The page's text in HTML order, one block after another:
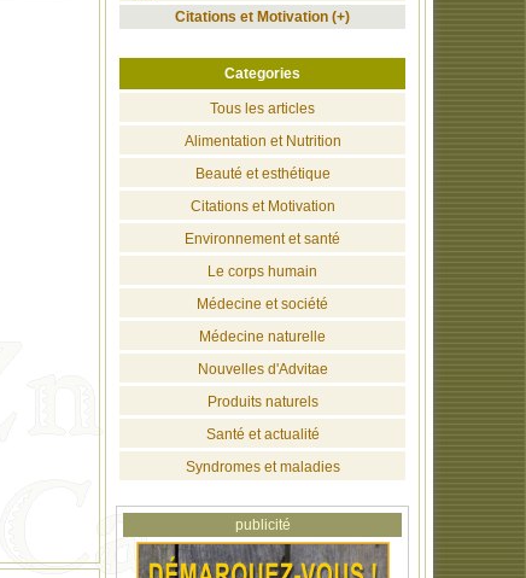
Citations et Motivation (+)
Categories
Tous les articles
Alimentation et Nutrition
Beauté et esthétique
Citations et Motivation
Environnement et santé
Le corps humain
Médecine et société
Médecine naturelle
Nouvelles d'Advitae
Produits naturels
Santé et actualité
Syndromes et maladies
publicité